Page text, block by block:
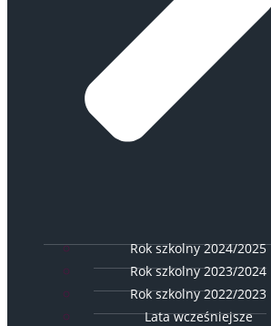
Rok szkolny 2024/2025
Rok szkolny 2023/2024
Rok szkolny 2022/2023
Lata wcześniejsze